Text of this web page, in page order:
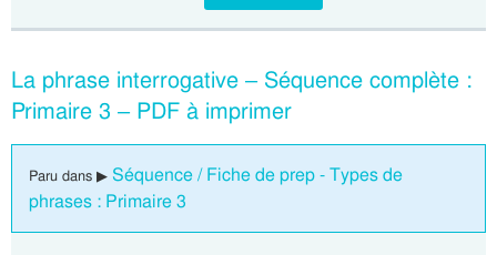
La phrase interrogative – Séquence complète :
Primaire 3 – PDF à imprimer
Paru dans ▶ Séquence / Fiche de prep - Types de
phrases : Primaire 3